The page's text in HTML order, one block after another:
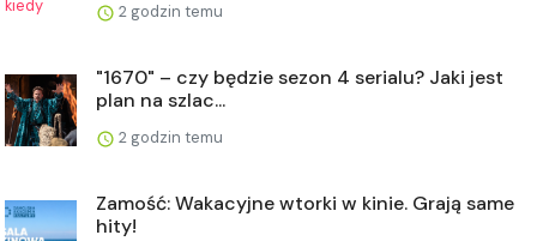
2 godzin temu
"1670" – czy będzie sezon 4 serialu? Jaki jest
plan na szlac...
2 godzin temu
Zamość: Wakacyjne wtorki w kinie. Grają same
hity!